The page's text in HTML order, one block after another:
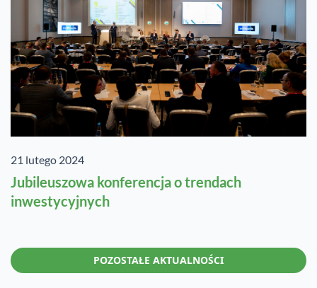
21 lutego 2024
Jubileuszowa konferencja o trendach
inwestycyjnych
POZOSTAŁE AKTUALNOŚCI